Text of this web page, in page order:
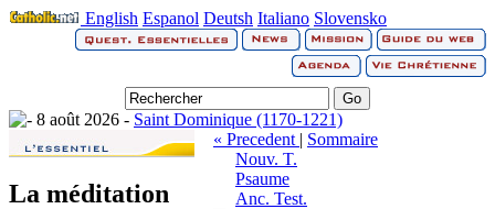
English Espanol Deutsh Italiano Slovensko
8 août 2026 - Saint Dominique (1170-1221)
La méditation
« Precedent | Sommaire
Nouv. T.
Psaume
Anc. Test.